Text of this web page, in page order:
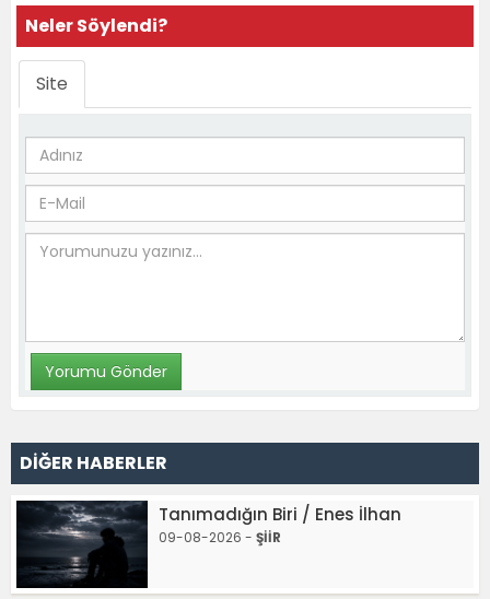
Neler Söylendi?
Site
DİĞER HABERLER
Tanımadığın Biri / Enes İlhan
09-08-2026 - ŞİİR